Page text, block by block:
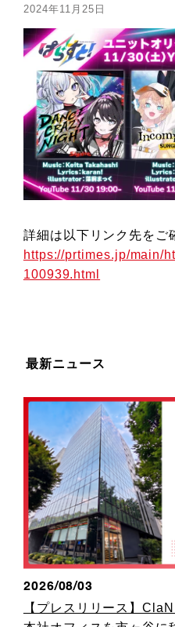
2024年11月25日
詳細は以下リンク先をご
https://prtimes.jp/main/
100939.html
最新ニュース
2026/08/03
【プレスリリース】